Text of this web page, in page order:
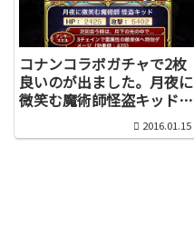
コナンコラボガチャで2枚
良いのが出ました。月夜に
微笑む魔術師怪盗キッドと
想いを告げるロンドンの夜
工藤新一。
2016.01.15